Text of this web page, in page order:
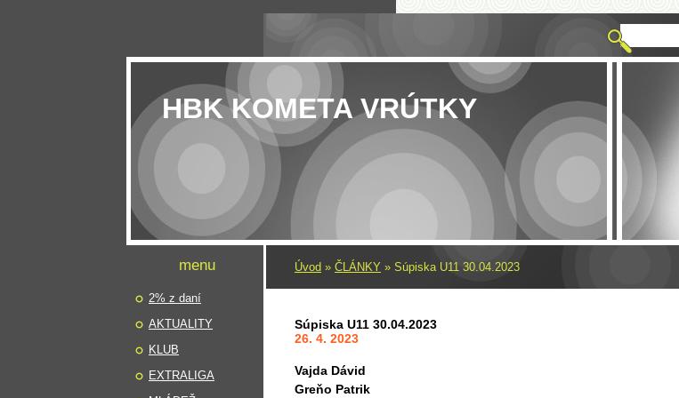
HBK KOMETA VRÚTKY
Úvod » ČLÁNKY » Súpiska U11 30.04.2023
Súpiska U11 30.04.2023
26. 4. 2023
Vajda Dávid
Greňo Patrik
menu
2% z daní
AKTUALITY
KLUB
EXTRALIGA